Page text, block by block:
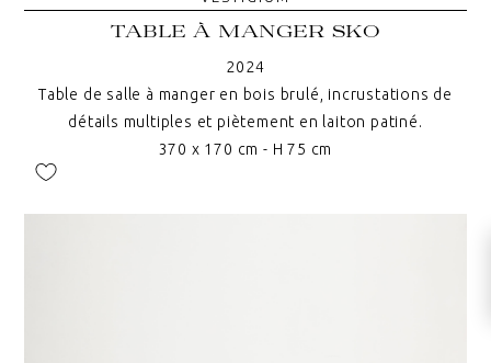
TABLE À MANGER SKO
2024
Table de salle à manger en bois brulé, incrustations de
détails multiples et piètement en laiton patiné.
370 x 170 cm - H 75 cm